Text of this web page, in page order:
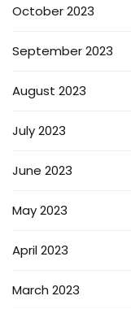
October 2023
September 2023
August 2023
July 2023
June 2023
May 2023
April 2023
March 2023